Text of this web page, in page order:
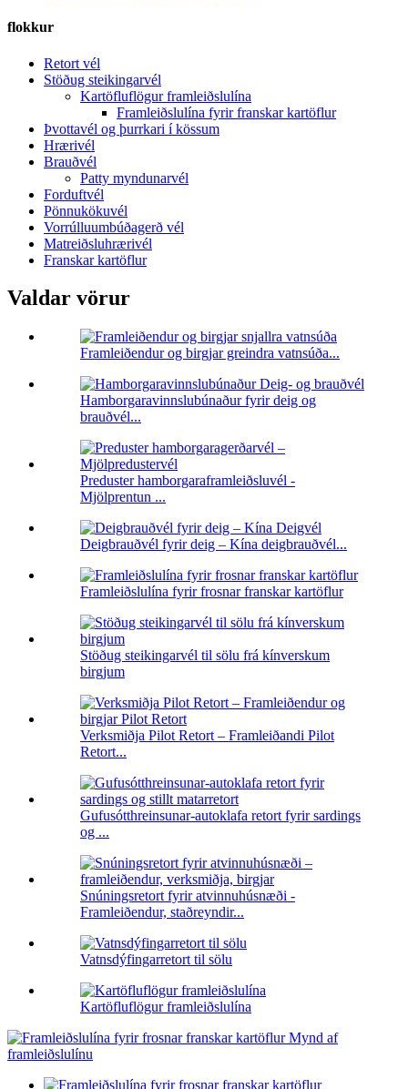
flokkur
Retort vél
Stöðug steikingarvél
Kartöfluflögur framleiðslulína
Framleiðslulína fyrir franskar kartöflur
Þvottavél og þurrkari í kössum
Hrærivél
Brauðvél
Patty myndunarvél
Forduftvél
Pönnukökuvél
Vorrúlluumbúðagerð vél
Matreiðsluhrærivél
Franskar kartöflur
Valdar vörur
Framleiðendur og birgjar greindra vatnsúða...
Hamborgaravinnslubúnaður fyrir deig og
brauðvél...
Preduster hamborgaraframleiðsluvél -
Mjölprentun ...
Deigbrauðvél fyrir deig – Kína deigbrauðvél...
Framleiðslulína fyrir frosnar franskar kartöflur
Stöðug steikingarvél til sölu frá kínverskum
birgjum
Verksmiðja Pilot Retort – Framleiðandi Pilot
Retort...
Gufusótthreinsunar-autoklafa retort fyrir sardings
og ...
Snúningsretort fyrir atvinnuhúsnæði -
Framleiðendur, staðreyndir...
Vatnsdýfingarretort til sölu
Kartöfluflögur framleiðslulína